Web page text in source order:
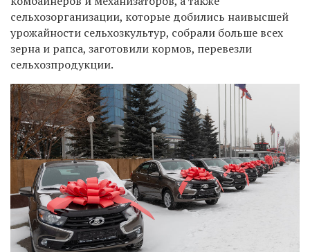
сельхозорганизации, которые добились наивысшей
урожайности сельхозкультур, собрали больше всех
зерна и рапса, заготовили кормов, перевезли
сельхозпродукции.